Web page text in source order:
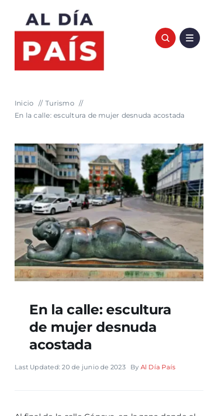
contenido
Inicio
Turismo
En la calle: escultura de mujer desnuda acostada
En la calle: escultura
de mujer desnuda
acostada
Last Updated: 20 de junio de 2023 By Al Día País